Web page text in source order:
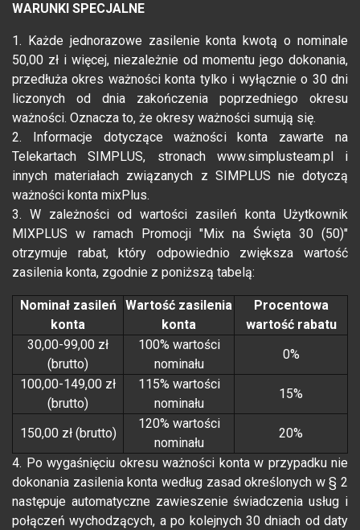
WARUNKI SPECJALNE
1. Każde jednorazowe zasilenie konta kwotą o nominale
50,00 zł i więcej, niezależnie od momentu jego dokonania,
przedłuża okres ważności konta tylko i wyłącznie o 30 dni
liczonych od dnia zakończenia poprzedniego okresu
ważności. Oznacza to, że okresy ważności sumują się.
2. Informacje dotyczące ważności konta zawarte na
Telekartach SIMPLUS, stronach www.simplusteam.pl i
innych materiałach związanych z SIMPLUS nie dotyczą
ważności konta mixPlus.
3. W zależności od wartości zasileń konta Użytkownik
MIXPLUS w ramach Promocji "Mix na Święta 30 (50)"
otrzymuje rabat, który odpowiednio zwiększa wartość
zasilenia konta, zgodnie z poniższą tabelą:
Nominał zasileń
konta
Wartość zasilenia
konta
Procentowa
wartość rabatu
30,00-99,00 zł
(brutto)
100% wartości
nominału
0%
100,00-149,00 zł
(brutto)
115% wartości
nominału
15%
150,00 zł (brutto)
120% wartości
nominału
20%
4. Po wygaśnięciu okresu ważności konta w przypadku nie
dokonania zasilenia konta według zasad określonych w § 2
następuje automatyczne zawieszenie świadczenia usług i
połączeń wychodzących, a po kolejnych 30 dniach od daty